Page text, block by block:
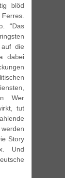
blöd
“Das
die
dabei
Wer
tut
Story
Und